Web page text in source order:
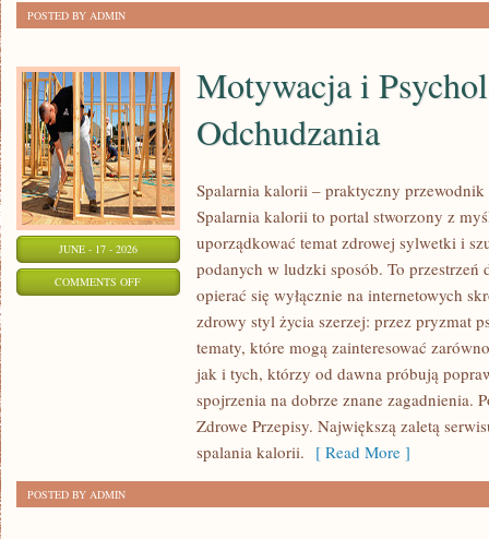
POSTED BY ADMIN
JUNE - 17 - 2026
COMMENTS OFFON
MOTYWACJA
Motywacja i
Odchudzania
Spalarnia kalorii – praktyczny
Spalarnia kalorii to portal stworzony z
uporządkować temat zdrowej sylwetki i
podanych w ludzki sposób. To
opierać się wyłącznie na internetowych
zdrowy styl życia szerzej: przez pryzmat
tematy, które mogą zainteresować
jak i tych, którzy od dawna próbują
spojrzenia na dobrze znane zagadnienia.
Zdrowe Przepisy. Największą zaletą
spalania kalorii. [ Read More ]
POSTED BY ADMIN